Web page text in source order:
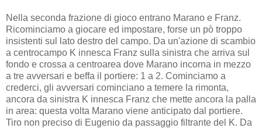
Nella seconda frazione di gioco entrano Marano e Franz.
Ricominciamo a giocare ed impostare, forse un pò troppo
insistenti sul lato destro del campo. Da un'azione di scambio
a centrocampo K innesca Franz sulla sinistra che arriva sul
fondo e crossa a centroarea dove Marano incorna in mezzo
a tre avversari e beffa il portiere: 1 a 2. Cominciamo a
crederci, gli avversari cominciano a temere la rimonta,
ancora da sinistra K innesca Franz che mette ancora la palla
in area: questa volta Marano viene anticipato dal portiere.
Tiro non preciso di Eugenio da passaggio filtrante del K. Da